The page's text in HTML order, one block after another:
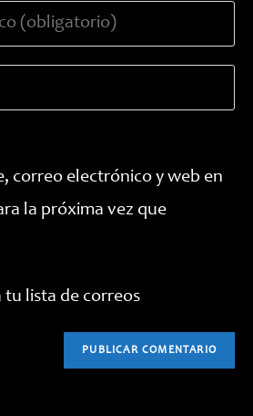
correo electrónico y web en
la próxima vez que
tu lista de correos